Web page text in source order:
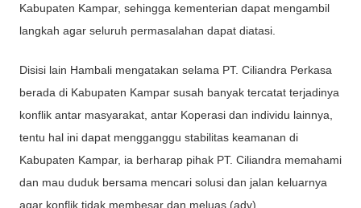
Kabupaten Kampar, sehingga kementerian dapat mengambil
langkah agar seluruh permasalahan dapat diatasi.
Disisi lain Hambali mengatakan selama PT. Ciliandra Perkasa
berada di Kabupaten Kampar susah banyak tercatat terjadinya
konflik antar masyarakat, antar Koperasi dan individu lainnya,
tentu hal ini dapat mengganggu stabilitas keamanan di
Kabupaten Kampar, ia berharap pihak PT. Ciliandra memahami
dan mau duduk bersama mencari solusi dan jalan keluarnya
agar konflik tidak membesar dan meluas.(adv)